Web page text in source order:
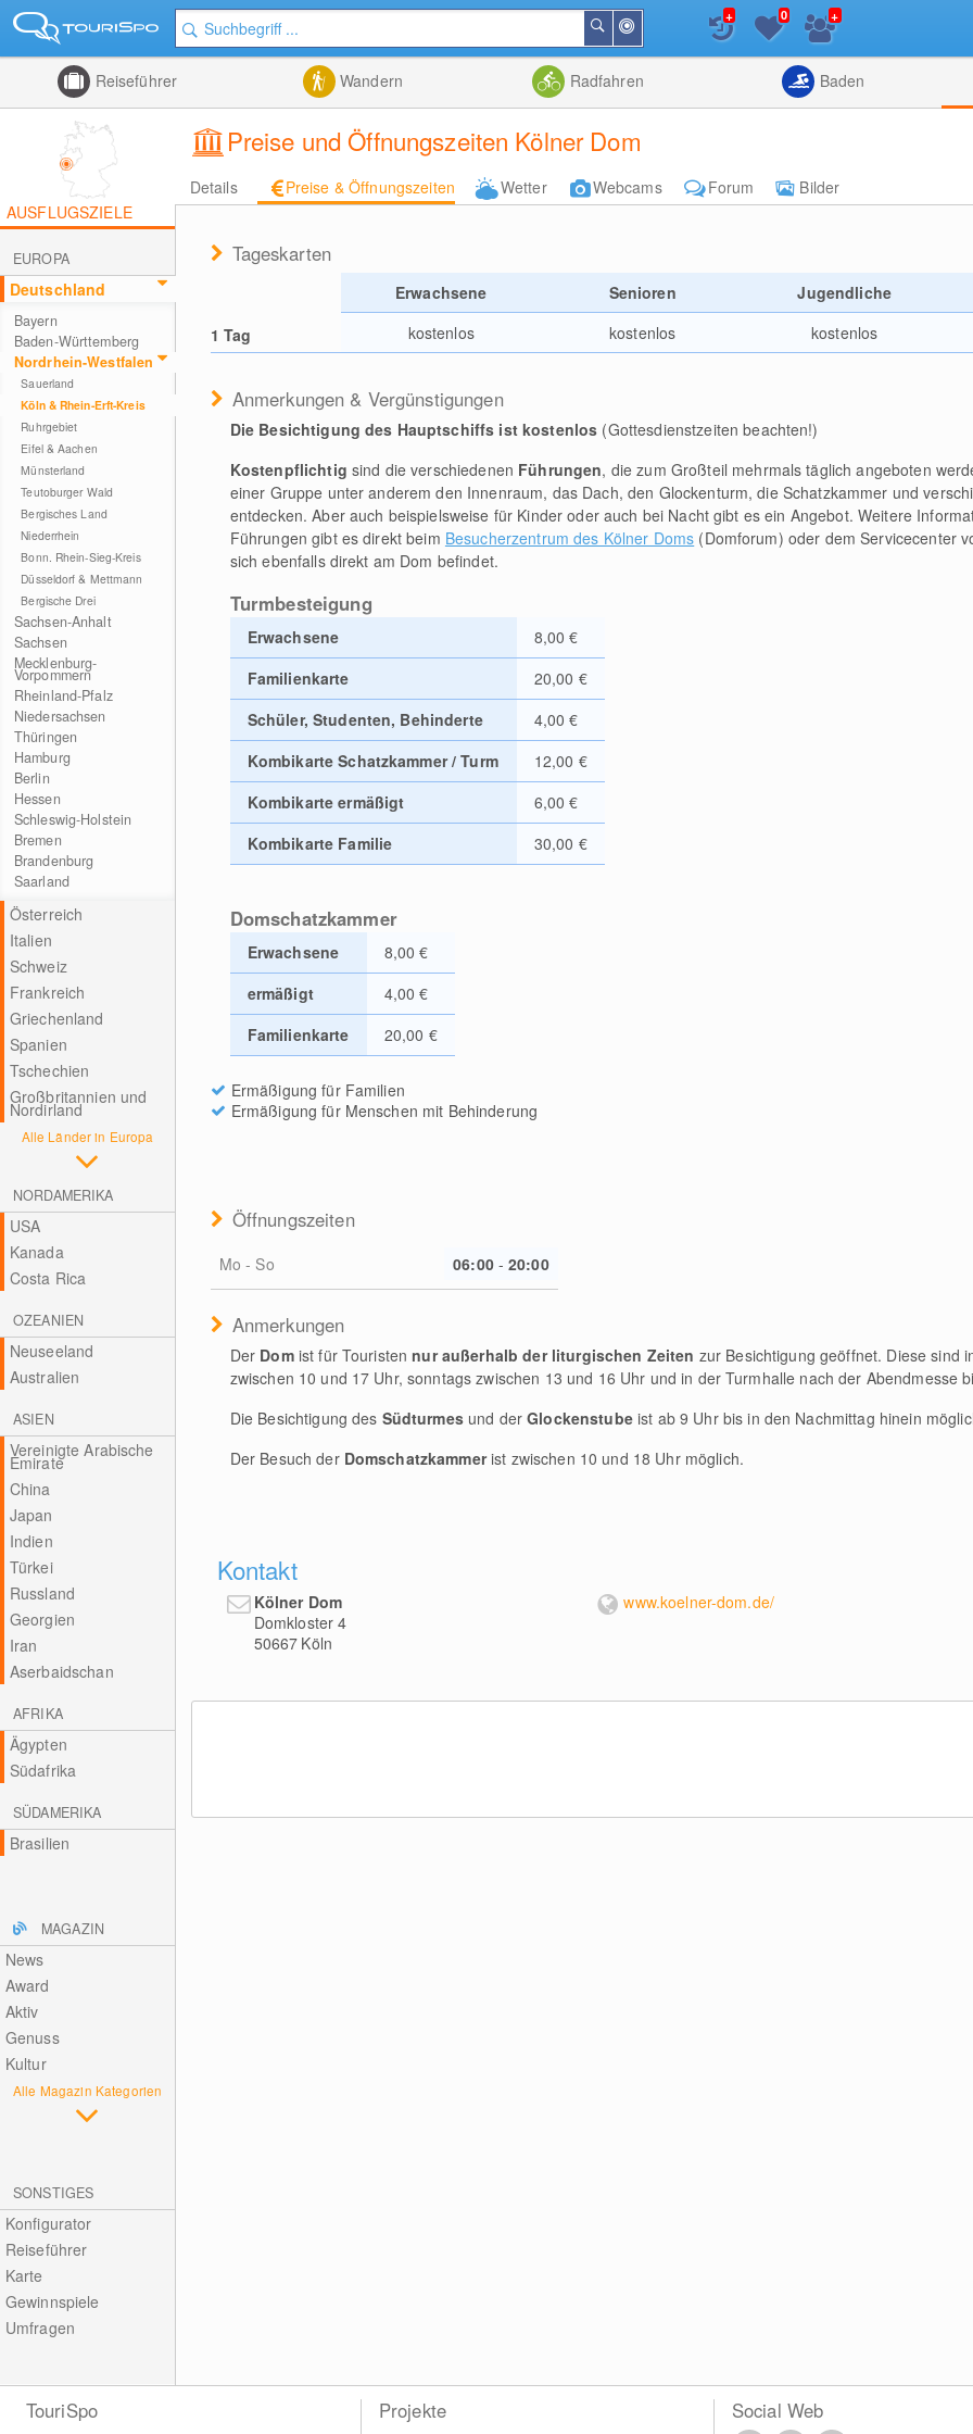
der
Suchen
Listenansicht
+ 0 +
Reiseführer Wandern Radfahren Baden
Preise und Öffnungszeiten Kölner Dom
Details Preise & Öffnungszeiten Wetter Webcams Forum
Bilder
AUSFLUGSZIELE
EUROPA
Deutschland
Bayern
Baden-Württemberg
Nordrhein-Westfalen
Sauerland
Köln & Rhein-Erft-Kreis
Ruhrgebiet
Eifel & Aachen
Münsterland
Teutoburger Wald
Bergisches Land
Niederrhein
Bonn. Rhein-Sieg-Kreis
Düsseldorf & Mettmann
Bergische Drei
Sachsen-Anhalt
Sachsen
Mecklenburg-
Vorpommern
Rheinland-Pfalz
Niedersachsen
Thüringen
Hamburg
Berlin
Hessen
Schleswig-Holstein
Bremen
Brandenburg
Saarland
Österreich
Italien
Schweiz
Frankreich
Griechenland
Spanien
Tschechien
Großbritannien und
Nordirland
Alle Länder in Europa
NORDAMERIKA
USA
Kanada
Costa Rica
OZEANIEN
Neuseeland
Australien
ASIEN
Vereinigte Arabische
Emirate
China
Japan
Indien
Türkei
Russland
Georgien
Iran
Aserbaidschan
AFRIKA
Ägypten
Südafrika
SÜDAMERIKA
Brasilien
MAGAZIN
News
Award
Aktiv
Genuss
Kultur
Alle Magazin Kategorien
SONSTIGES
Konfigurator
Reiseführer
Karte
Gewinnspiele
Umfragen
Tageskarten
Erwachsene Senioren Jugendliche
1 Tag
kostenlos kostenlos kostenlos
Anmerkungen & Vergünstigungen
Die Besichtigung des Hauptschiffs ist kostenlos (Gottesdienstzeiten beachten!)
Kostenpflichtig sind die verschiedenen Führungen, die zum Großteil mehrmals täglich angeboten
einer Gruppe unter anderem den Innenraum, das Dach, den Glockenturm, die Schatzkammer und
entdecken. Aber auch beispielsweise für Kinder oder auch bei Nacht gibt es ein Angebot. Weitere
Führungen gibt es direkt beim Besucherzentrum des Kölner Doms (Domforum) oder dem Servicecenter
sich ebenfalls direkt am Dom befindet.
Turmbesteigung
Erwachsene
8,00 €
Familienkarte
20,00 €
Schüler, Studenten, Behinderte
4,00 €
Kombikarte Schatzkammer / Turm
12,00 €
Kombikarte ermäßigt
6,00 €
Kombikarte Familie
30,00 €
Domschatzkammer
Erwachsene
8,00 €
ermäßigt
4,00 €
Familienkarte
20,00 €
Ermäßigung für Familien
Ermäßigung für Menschen mit Behinderung
Öffnungszeiten
Mo - So 06:00 - 20:00
Anmerkungen
Der Domist für Touristen nur außerhalb der liturgischen Zeiten zur Besichtigung geöffnet. Diese sind
zwischen 10 und 17 Uhr, sonntags zwischen 13 und 16 Uhr und in der Turmhalle nach der Abendmesse
Die Besichtigung des Südturmesund derGlockenstubeist ab 9 Uhr bis in den Nachmittag hinein
Der Besuch der Domschatzkammerist zwischen 10 und 18 Uhr möglich.
Kontakt
Kölner Dom
Domkloster 4
50667 Köln
www.koelner-dom.de/
TouriSpo Projekte Social Web